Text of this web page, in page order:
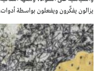
يزالون يفكِّرون ويفعلون بواسطة